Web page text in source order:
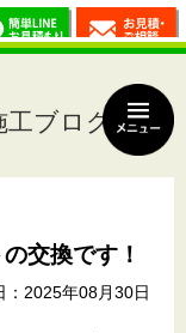
ブログ
交換です！
：2025年08月30日